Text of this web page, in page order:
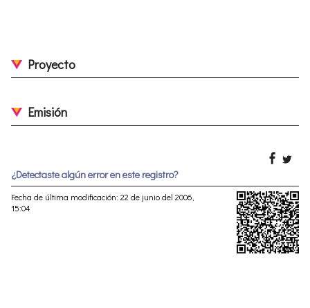
Proyecto
Emisión
¿Detectaste algún error en este registro?
Fecha de última modificación: 22 de junio del 2006,
15:04